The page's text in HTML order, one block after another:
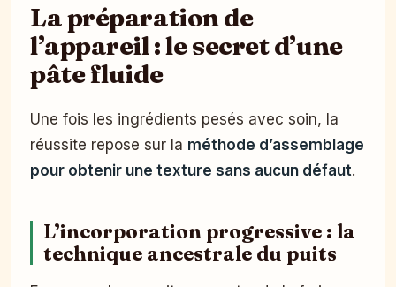
La préparation de
l’appareil : le secret d’une
pâte fluide
Une fois les ingrédients pesés avec soin, la
réussite repose sur la méthode d’assemblage
pour obtenir une texture sans aucun défaut.
L’incorporation progressive : la
technique ancestrale du puits